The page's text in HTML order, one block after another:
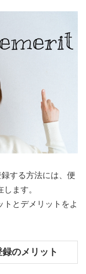
する方法には、便
ます。
トとデメリットをよ
のメリット